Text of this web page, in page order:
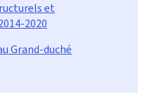
et
2020
Grand-duché